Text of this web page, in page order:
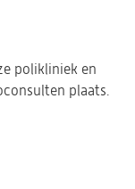
polikliniek en
plaats.